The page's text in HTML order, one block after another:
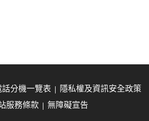
分機一覽表
隱私權及資訊安全政策
服務條款
無障礙宣告